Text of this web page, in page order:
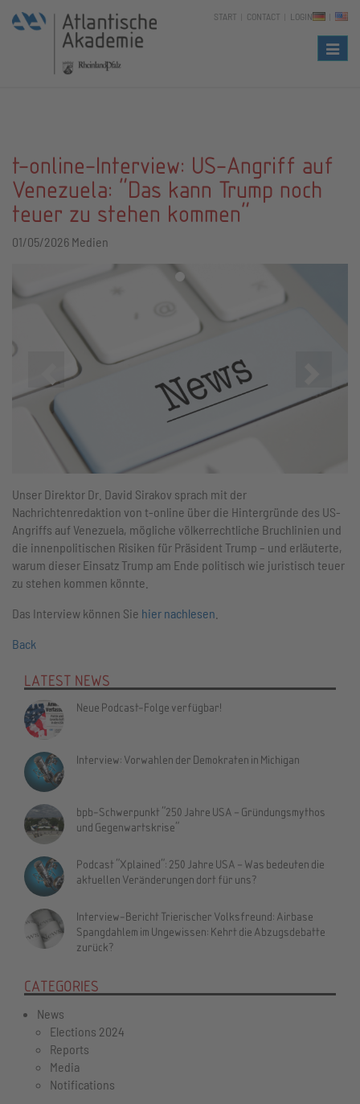
START CONTACT LOGIN
t-online-Interview: US-Angriff auf
Venezuela: "Das kann Trump noch
teuer zu stehen kommen"
01/05/2026 Medien
Zurück
Unser Direktor Dr. David Sirakov sprach mit der
Nachrichtenredaktion von t-online über die Hintergründe des US-
Angriffs auf Venezuela, mögliche völkerrechtliche Bruchlinien und
die innenpolitischen Risiken für Präsident Trump – und erläuterte,
warum dieser Einsatz Trump am Ende politisch wie juristisch teuer
zu stehen kommen könnte.
Das Interview können Sie hier nachlesen
Back
LATEST NEWS
Neue Podcast-Folge verfügbar!
Interview: Vorwahlen der Demokraten in Michigan
bpb-Schwerpunkt "250 Jahre USA – Gründungsmythos
und Gegenwartskrise"
Podcast "Xplained": 250 Jahre USA – Was bedeuten die
aktuellen Veränderungen dort für uns?
Interview-Bericht Trierischer Volksfreund: Airbase
Spangdahlem im Ungewissen: Kehrt die Abzugsdebatte
zurück?
CATEGORIES
News
Elections 2024
Reports
Media
Notifications